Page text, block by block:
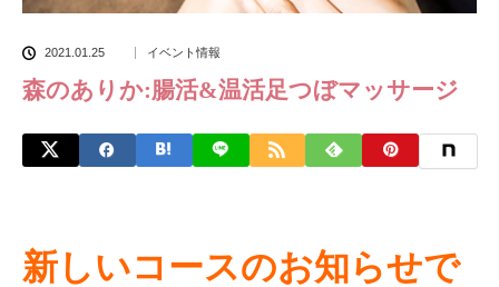
2021.01.25 イベント情報
森のありか:腸活&温活足つぼマッサージ
新しいコースのお知らせで